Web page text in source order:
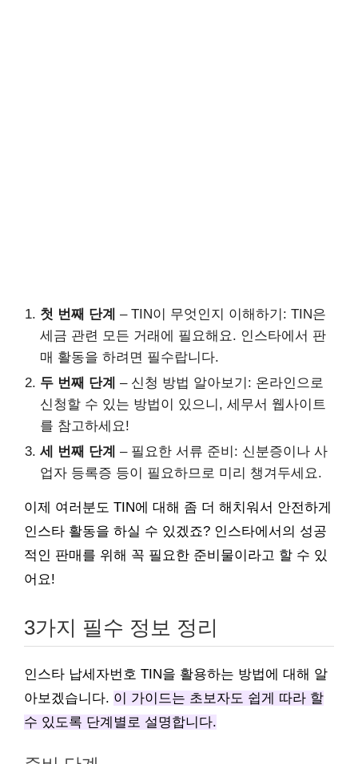
첫 번째 단계 – TIN이 무엇인지 이해하기: TIN은
세금 관련 모든 거래에 필요해요. 인스타에서 판
매 활동을 하려면 필수랍니다.
두 번째 단계 – 신청 방법 알아보기: 온라인으로
신청할 수 있는 방법이 있으니, 세무서 웹사이트
를 참고하세요!
세 번째 단계 – 필요한 서류 준비: 신분증이나 사
업자 등록증 등이 필요하므로 미리 챙겨두세요.
이제 여러분도 TIN에 대해 좀 더 해치워서 안전하게
인스타 활동을 하실 수 있겠죠? 인스타에서의 성공
적인 판매를 위해 꼭 필요한 준비물이라고 할 수 있
어요!
3가지 필수 정보 정리
인스타 납세자번호 TIN을 활용하는 방법에 대해 알
아보겠습니다. 이 가이드는 초보자도 쉽게 따라 할
수 있도록 단계별로 설명합니다.